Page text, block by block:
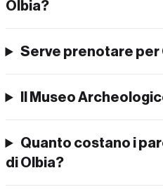
Olbia?
Serve prenotare per
Il Museo
Quanto costano i
di Olbia?